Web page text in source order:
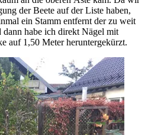
der Beete auf der Liste haben,
ein Stamm entfernt der zu weit
dann habe ich direkt Nägel mit
auf 1,50 Meter heruntergekürzt.